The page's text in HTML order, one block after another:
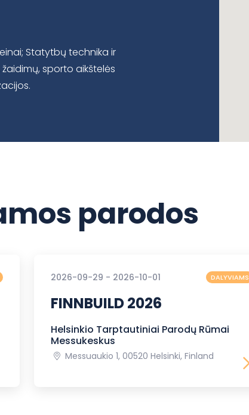
Statytbų technika ir
sporto aikštelės
parodos
2026-09-29 - 2026-10-01 DALYVIAMS
FINNBUILD 2026
Helsinkio Tarptautiniai Parodų Rūmai
Messukeskus
Messuaukio 1, 00520 Helsinki, Finland